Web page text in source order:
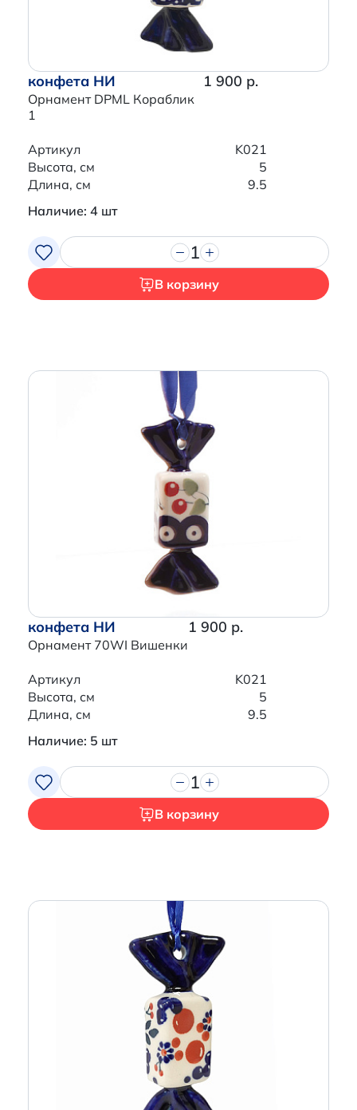
конфета НИ
Орнамент DPML Кораблик
1
1 900 р.
Артикул
K021
Высота, см
5
Длина, см
9.5
Наличие: 4 шт
1
В корзину
конфета НИ
Орнамент 70WI Вишенки
1 900 р.
Артикул
K021
Высота, см
5
Длина, см
9.5
Наличие: 5 шт
1
В корзину